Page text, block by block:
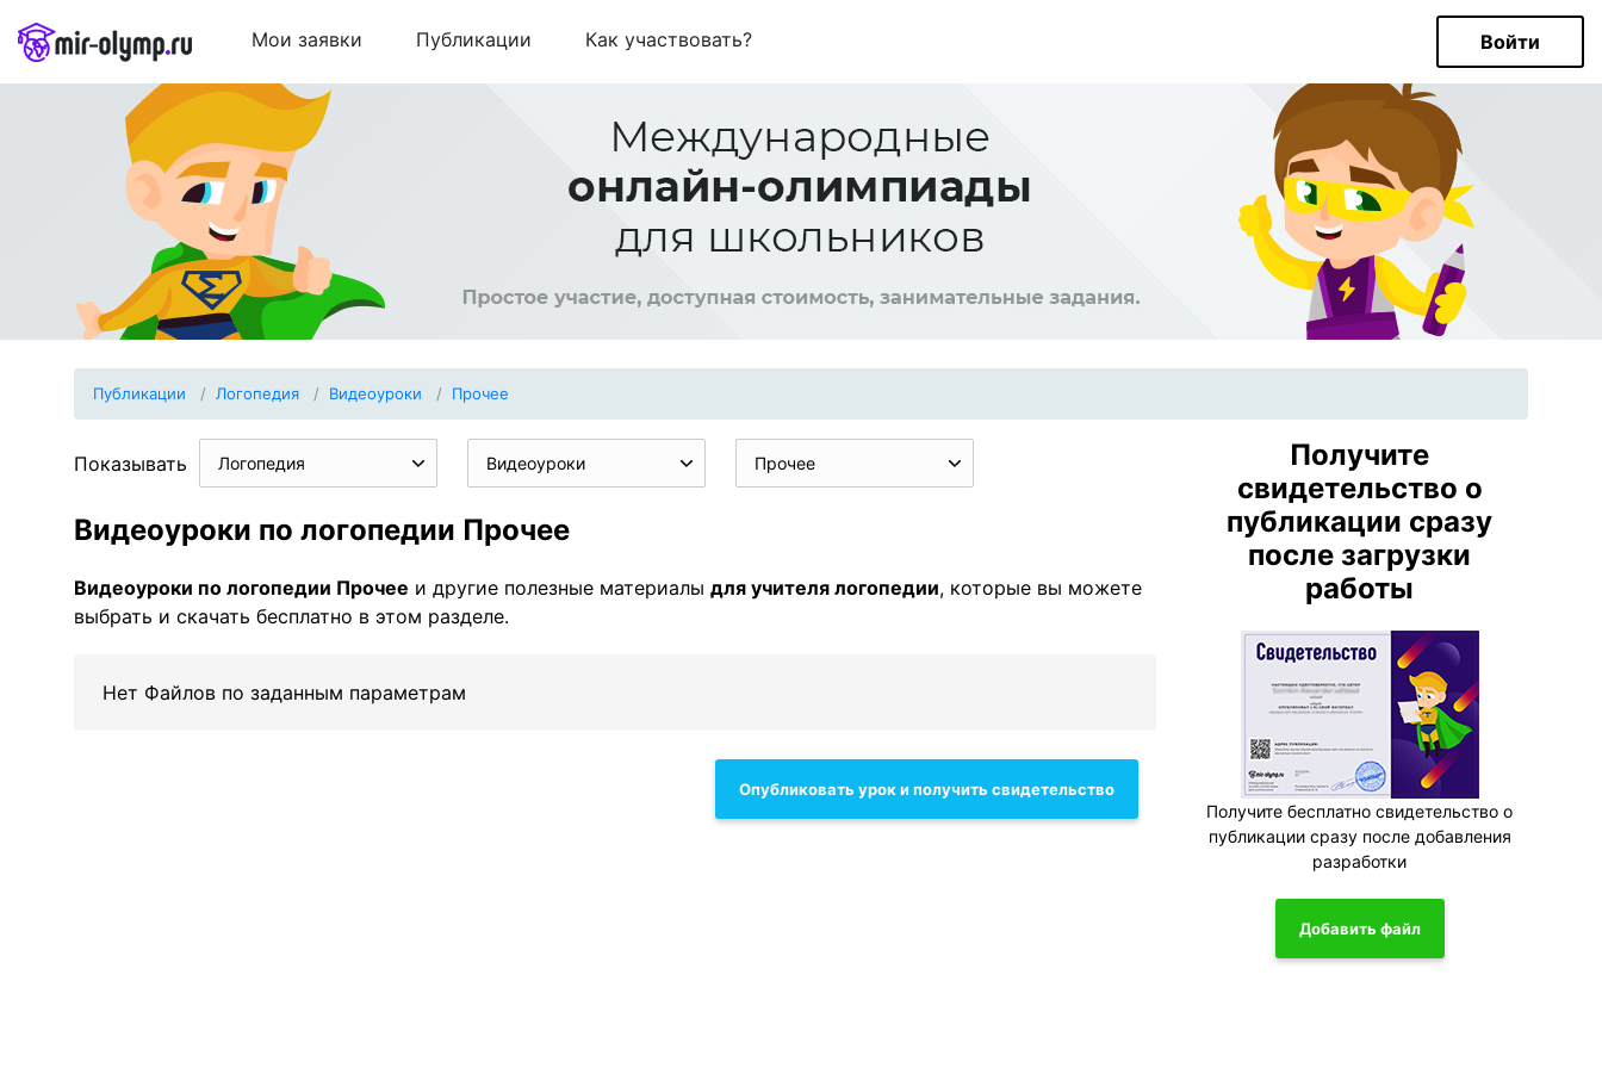
Мои заявки Публикации Как участвовать? Войти
Публикации Логопедия Видеоуроки Прочее
Показывать Логопедия Видеоуроки Прочее
Видеоуроки по логопедии Прочее
Видеоуроки по логопедии Прочее и другие полезные материалы для учителя логопедии, которые вы можете
выбрать и скачать бесплатно в этом разделе.
Нет Файлов по заданным параметрам
Опубликовать урок и получить свидетельство
Получите
свидетельство о
публикации сразу
после загрузки
работы
Получите бесплатно свидетельство о
публикации сразу после добавления
разработки
Добавить файл